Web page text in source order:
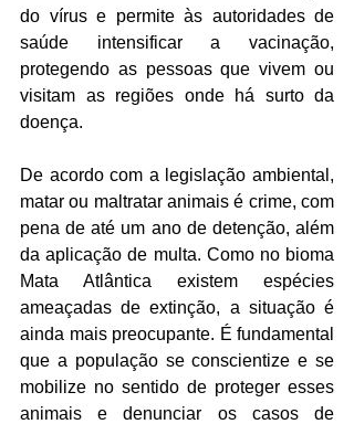
do vírus e permite às autoridades de
saúde intensificar a vacinação,
protegendo as pessoas que vivem ou
visitam as regiões onde há surto da
doença.
De acordo com a legislação ambiental,
matar ou maltratar animais é crime, com
pena de até um ano de detenção, além
da aplicação de multa. Como no bioma
Mata Atlântica existem espécies
ameaçadas de extinção, a situação é
ainda mais preocupante. É fundamental
que a população se conscientize e se
mobilize no sentido de proteger esses
animais e denunciar os casos de